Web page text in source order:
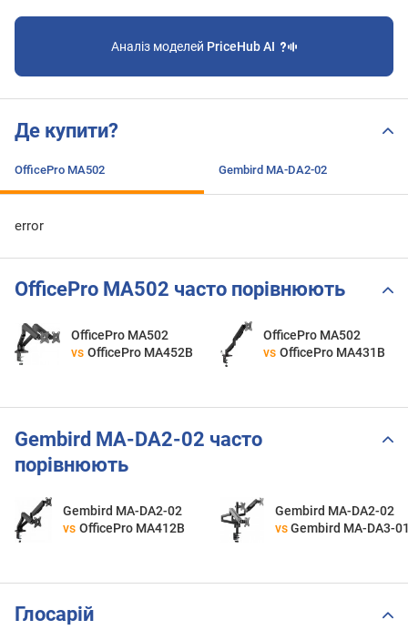
Аналіз моделей PriceHub AI
Де купити?
OfficePro MA502 Gembird MA-DA2-02
error
OfficePro MA502 часто порівнюють
OfficePro MA502
vs OfficePro MA452B
OfficePro MA502
vs OfficePro MA431B
Gembird MA-DA2-02 часто
порівнюють
Gembird MA-DA2-02
vs OfficePro MA412B
Gembird MA-DA2-02
vs Gembird MA-DA3-
Глосарій